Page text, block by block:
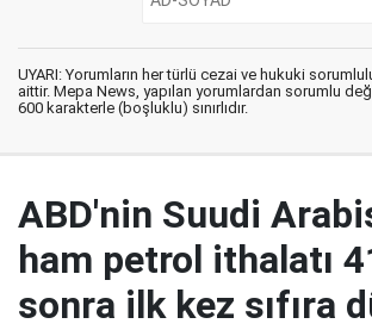
UYARI: Yorumların her türlü cezai ve hukuki
aittir. Mepa News, yapılan yorumlardan sorumlu
600 karakterle (boşluklu) sınırlıdır.
ABD'nin Suudi
ham petrol ithalatı
sonra ilk kez sıfıra